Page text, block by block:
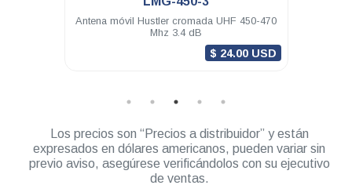
Antena móvil Hustler cromada UHF 450-470
Mhz 3.4 dB
$ 24.00 USD
Los precios son “Precios a distribuidor” y están
expresados en dólares americanos, pueden variar sin
previo aviso, asegúrese verificándolos con su ejecutivo
de ventas.